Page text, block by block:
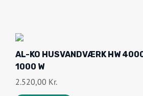
AL-KO HUSVANDVÆRK HW
1000 W
2.520,00 Kr.